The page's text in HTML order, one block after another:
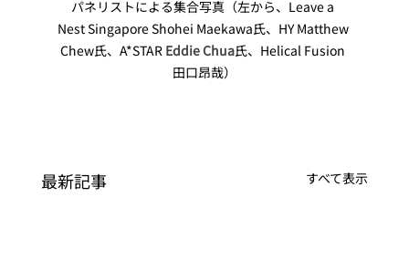
パネリストによる集合写真（左から、Leave a
Nest Singapore Shohei Maekawa氏、HY Matthew
Chew氏、A*STAR Eddie Chua氏、Helical Fusion
田口昂哉）
最新記事 すべて表示